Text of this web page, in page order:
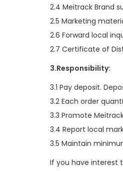
2.4 Meitrack Brand
2.5 Marketing
2.6 Forward local
2.7 Certificate of
3.Responsibility:
3.1 Pay deposit.
3.2 Each order
3.3 Promote
3.4 Report local
3.5 Maintain
If you have interest